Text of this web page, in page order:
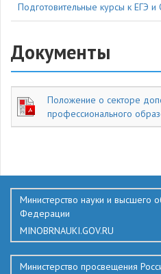
Подготовительные курсы к ЕГЭ и
Документы
Положение о секторе
профессионального
Министерство науки и высшего
Федерации
MINOBRNAUKI.GOV.RU
Министерство просвещения